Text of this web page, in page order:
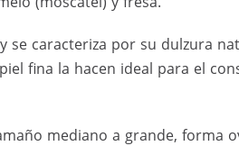
se caracteriza por su dulzura
fina la hacen ideal para el
mediano a grande, forma